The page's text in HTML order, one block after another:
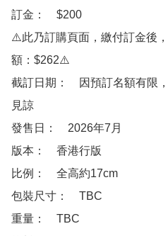
訂金：　$200
⚠️此乃訂購頁面，繳付訂金後
額：$262⚠️
截訂日期：　因預訂名額有限
見諒
發售日：　2026年7月
版本：　香港行版
比例：　全高約17cm
包裝尺寸：　TBC
重量：　TBC